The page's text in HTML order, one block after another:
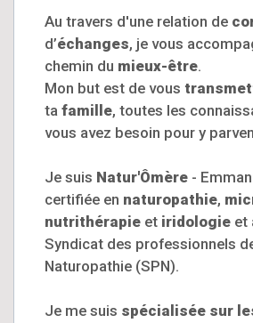
Au travers d'une relation de
d’échanges, je vous
chemin du mieux-être.
Mon but est de vous
tafamille, toutes les
vous avez besoin pour y
Je suis Natur'Ômère -
certifiée en naturopathie,
nutrithérapie et iridologie et
Syndicat des professionnels
Naturopathie (SPN).
Je me suis spécialisée sur